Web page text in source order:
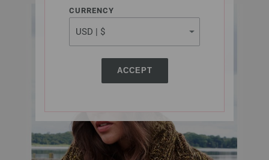
CURRENCY
ACCEPT